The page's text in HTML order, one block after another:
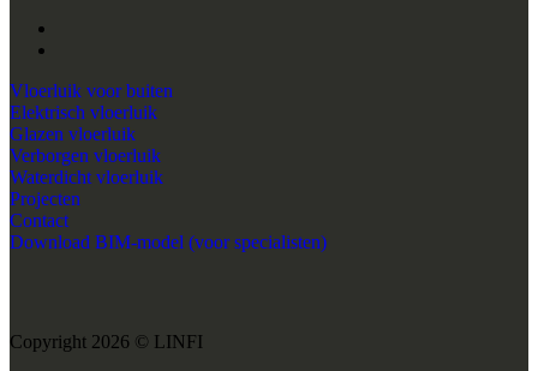
Vloerluik voor buiten
Elektrisch vloerluik
Glazen vloerluik
Verborgen vloerluik
Waterdicht vloerluik
Projecten
Contact
Download BIM-model (voor specialisten)
Copyright 2026 © LINFI